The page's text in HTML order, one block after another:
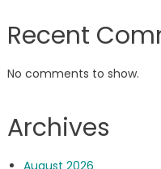
Recent
No comments to show.
Archives
August 2026